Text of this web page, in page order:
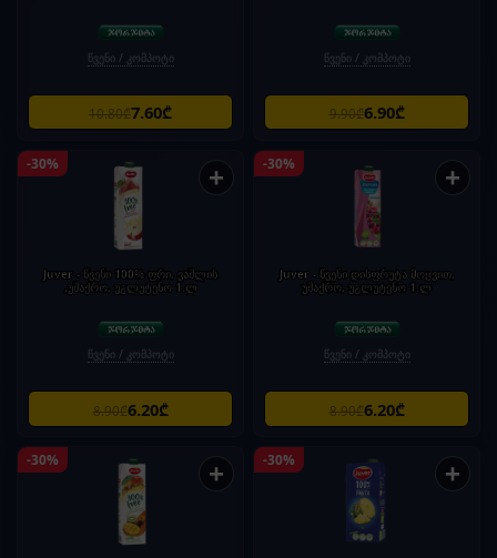
წვენი / კომპოტი
10.80₾7.60₾
წვენი / კომპოტი
9.90₾6.90₾
-30% +
Juver - წვენი 100% ფრი, ვაშლის
,უშაქრო, უგლუტენო 1.ლ
წვენი / კომპოტი
8.90₾6.20₾
-30% +
Juver - წვენი დისფრუტა მოცვით,
უშაქრო, უგლუტენო 1.ლ
წვენი / კომპოტი
8.90₾6.20₾
-30% + -30% +